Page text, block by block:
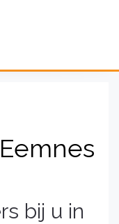
bij u in